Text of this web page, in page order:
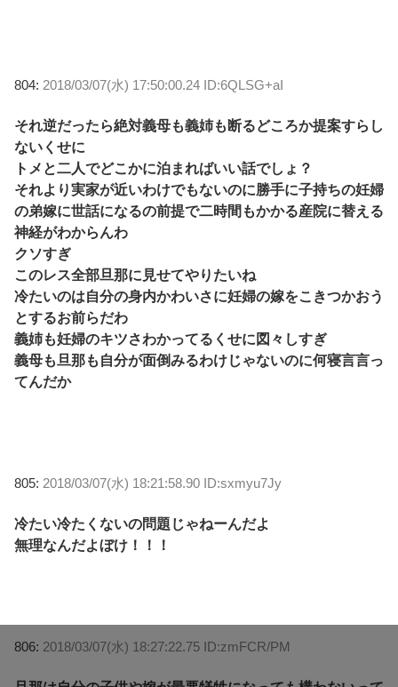
804: 2018/03/07(水) 17:50:00.24 ID:6QLSG+aI
それ逆だったら絶対義母も義姉も断るどころか提案すらし
ないくせに
トメと二人でどこかに泊まればいい話でしょ？
それより実家が近いわけでもないのに勝手に子持ちの妊婦
の弟嫁に世話になるの前提で二時間もかかる産院に替える
神経がわからんわ
クソすぎ
このレス全部旦那に見せてやりたいね
冷たいのは自分の身内かわいさに妊婦の嫁をこきつかおう
とするお前らだわ
義姉も妊婦のキツさわかってるくせに図々しすぎ
義母も旦那も自分が面倒みるわけじゃないのに何寝言言っ
てんだか
805: 2018/03/07(水) 18:21:58.90 ID:sxmyu7Jy
冷たい冷たくないの問題じゃねーんだよ
無理なんだよぼけ！！！
806: 2018/03/07(水) 18:27:22.75 ID:zmFCR/PM